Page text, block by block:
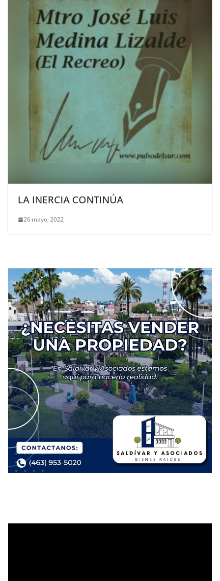
LA INERCIA CONTINÚA
26 mayo, 2022